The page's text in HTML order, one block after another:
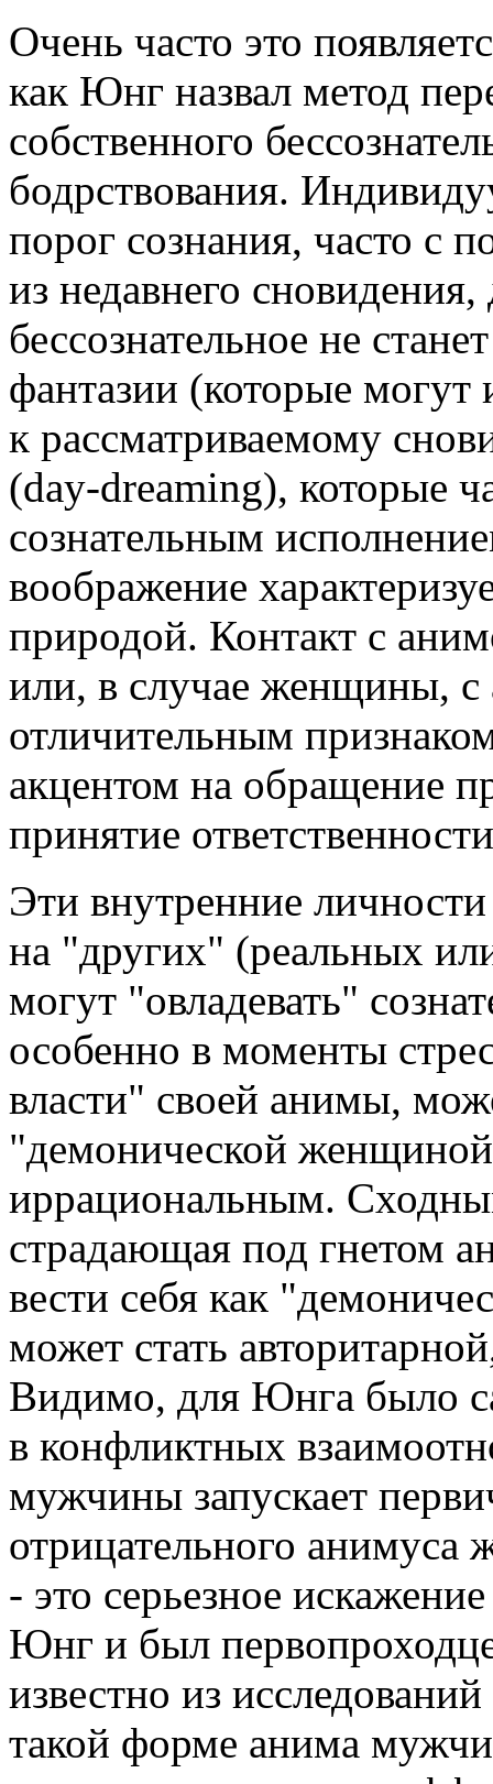
Очень часто это
как Юнг назвал метод
собственного
бодрствования.
порог сознания, часто с
из недавнего
бессознательное не
фантазии (которые
к рассматриваемому
(day-dreaming), которые
сознательным
воображение
природой. Контакт с
или, в случае женщины, с
отличительным
акцентом на обращение
принятие
Эти внутренние
на "других" (реальных
могут "овладевать"
особенно в моменты
власти" своей анимы,
"демонической
иррациональным.
страдающая под гнетом
вести себя как
может стать
Видимо, для Юнга было
в конфликтных
мужчины запускает
отрицательного
- это серьезное
Юнг и был
известно из
такой форме анима